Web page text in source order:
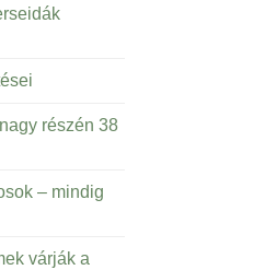
részén 38
– mindig
várják a